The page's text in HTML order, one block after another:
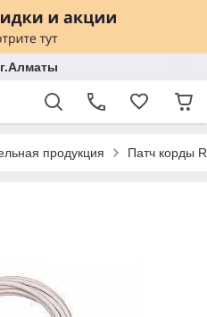
продукция Патч корды